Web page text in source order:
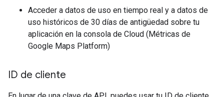
Acceder a datos de uso en tiempo real y a datos de
uso históricos de 30 días de antigüedad sobre tu
aplicación en la consola de Cloud (Métricas de
Google Maps Platform)
ID de cliente